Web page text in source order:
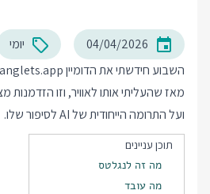
04/04/2026
יומי
השבוע חידשתי את הדומיין
מאז שהעליתי אותו לאוויר, וזו הזדמנות
ועל התרומה הייחודית של AI לסיפור שלו.
תוכן עניינים
מה זה לנגלטס
מה עובד